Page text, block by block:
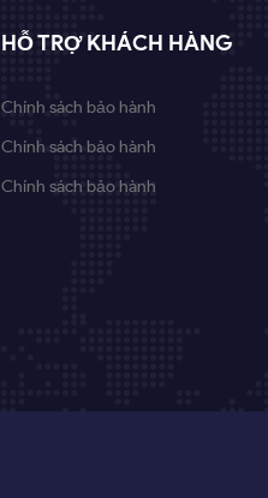
HỖ TRỢ KHÁCH HÀNG
Chính sách bảo hành
Chính sách bảo hành
Chính sách bảo hành